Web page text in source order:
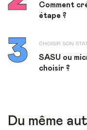
Comment
étape ?
CHOISIR SON
SASU ou
choisir ?
Du même